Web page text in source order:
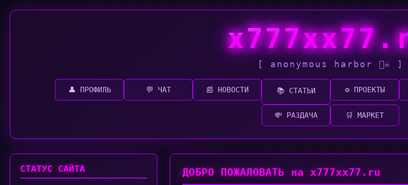
[ anonymous harbor 🏴‍☠️ ]
👤 ПРОФИЛЬ 💬 ЧАТ 📰 НОВОСТИ 📚 СТАТЬИ ⚙️ ПРОЕКТЫ
💸 РАЗДАЧА 🛒 МАРКЕТ
СТАТУС САЙТА ДОБРО ПОЖАЛОВАТЬ на x777xx77.ru